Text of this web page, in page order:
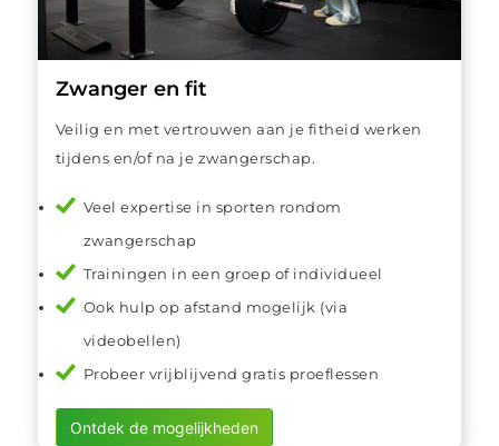
Zwanger en fit
Veilig en met vertrouwen aan je fitheid werken
tijdens en/of na je zwangerschap.
Veel expertise in sporten rondom
zwangerschap
Trainingen in een groep of individueel
Ook hulp op afstand mogelijk (via
videobellen)
Probeer vrijblijvend gratis proeflessen
Ontdek de mogelijkheden